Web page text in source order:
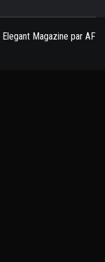
Elegant Magazine par AF